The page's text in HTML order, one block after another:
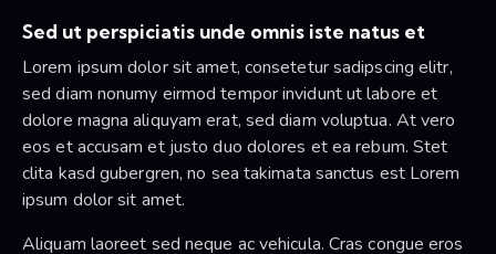
Sed ut perspiciatis unde omnis iste natus et
Lorem ipsum dolor sit amet, consetetur sadipscing elitr,
sed diam nonumy eirmod tempor invidunt ut labore et
dolore magna aliquyam erat, sed diam voluptua. At vero
eos et accusam et justo duo dolores et ea rebum. Stet
clita kasd gubergren, no sea takimata sanctus est Lorem
ipsum dolor sit amet.
Aliquam laoreet sed neque ac vehicula. Cras congue eros